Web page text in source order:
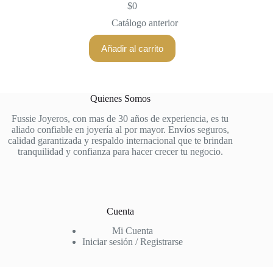
$0
Catálogo anterior
Añadir al carrito
Quienes Somos
Fussie Joyeros, con mas de 30 años de experiencia, es tu
aliado confiable en joyería al por mayor. Envíos seguros,
calidad garantizada y respaldo internacional que te brindan
tranquilidad y confianza para hacer crecer tu negocio.
Cuenta
Mi Cuenta
Iniciar sesión / Registrarse